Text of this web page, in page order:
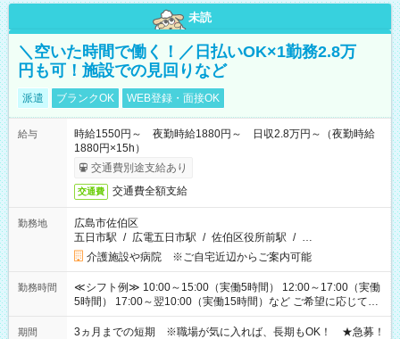
未読
＼空いた時間で働く！／日払いOK×1勤務2.8万
円も可！施設での見回りなど
派遣 ブランクOK WEB登録・面接OK
給与
時給1550円～ 夜勤時給1880円～ 日収2.8万円～（夜勤時給
1880円×15h）
交通費別途支給あり
交通費 交通費全額支給
勤務地
広島市佐伯区
五日市駅 / 広電五日市駅 / 佐伯区役所前駅 / …
介護施設や病院 ※ご自宅近辺からご案内可能
勤務時間
≪シフト例≫ 10:00～15:00（実働5時間） 12:00～17:00（実働
5時間） 17:00～翌10:00（実働15時間）など ご希望に応じて、
働く時間は調整できます！ お気軽に担当へ相談ください！
期間
3ヵ月までの短期 ※職場が気に入れば、長期もOK！ ★急募！